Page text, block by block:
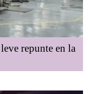
repunte en la